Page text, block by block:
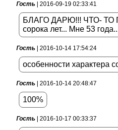
Гость | 2016-09-19 02:33:41
БЛАГО ДАРЮ!!! ЧТО-
сорока лет... Мне 53
Гость | 2016-10-14 17:54:24
особенности характера
Гость | 2016-10-14 20:48:47
100%
Гость | 2016-10-17 00:33:37